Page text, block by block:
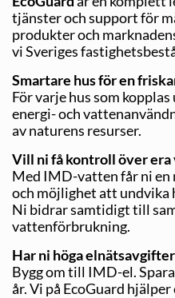
tjänster och support för
produkter och
vi Sveriges
Smartare hus för en
För varje hus som
energi- och
av naturens resurser.
Vill ni få kontroll över
Med IMD-vatten får ni
och möjlighet att undvika
Ni bidrar samtidigt till
vattenförbrukning.
Har ni höga
Bygg om till IMD-el.
år. Vi på EcoGuard hjälper